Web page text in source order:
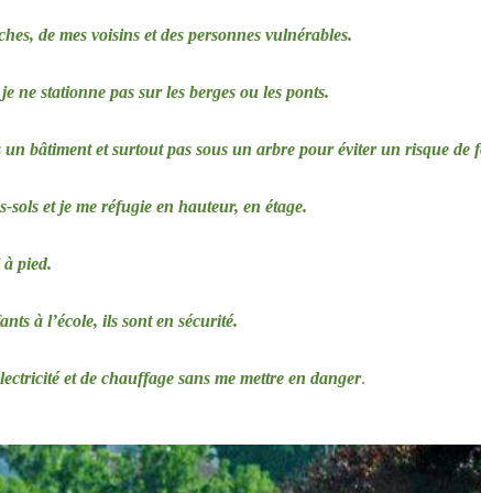
de mes voisins et des personnes vulnérables.
ne stationne pas sur les berges ou les ponts.
un bâtiment et surtout pas sous un arbre pour éviter un risque de
sols et je me réfugie en hauteur, en étage.
pied.
à l’école, ils sont en sécurité.
et de chauffage sans me mettre en danger.